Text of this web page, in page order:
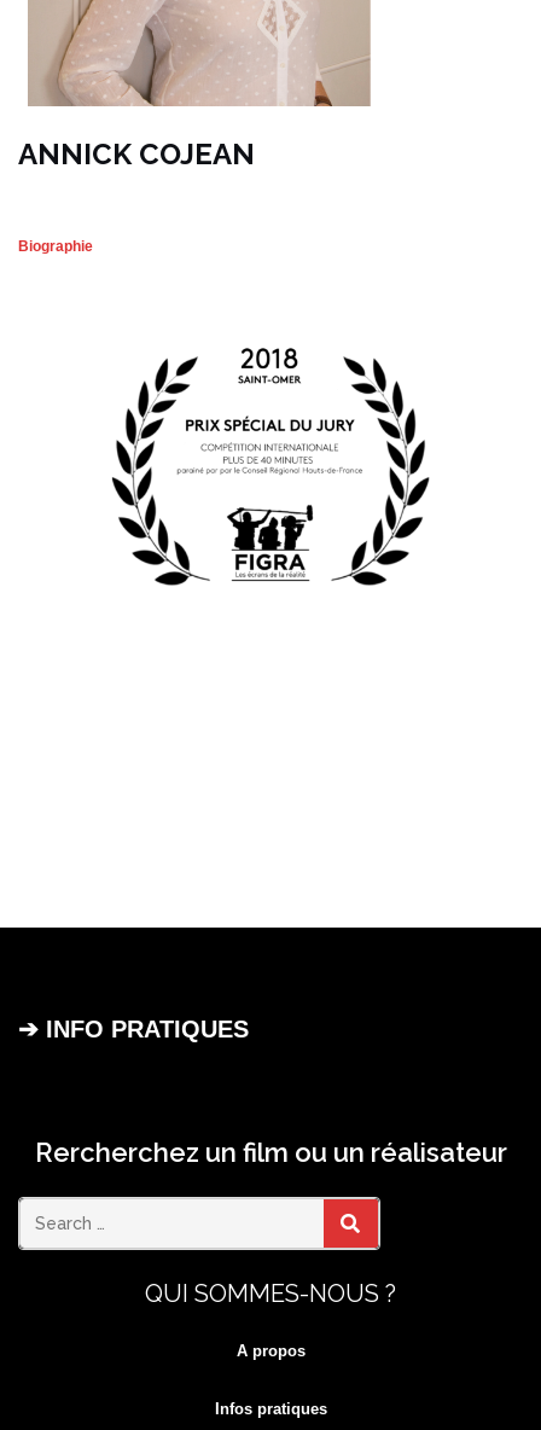
ANNICK COJEAN
Biographie
➔ INFO PRATIQUES
Rercherchez un film ou un réalisateur
Search SEARCH
QUI SOMMES-NOUS ?
A propos
Infos pratiques